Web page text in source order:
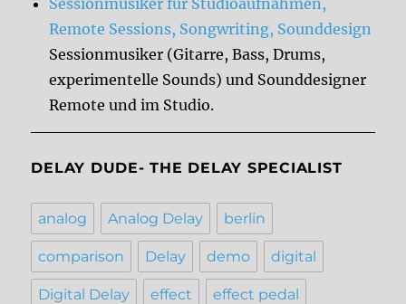
Remote Sessions, Songwriting, Sounddesign
Sessionmusiker (Gitarre, Bass, Drums,
experimentelle Sounds) und Sounddesigner
Remote und im Studio.
DELAY DUDE- THE DELAY SPECIALIST
analog Analog Delay berlin
comparison Delay demo digital
Digital Delay effect effect pedal